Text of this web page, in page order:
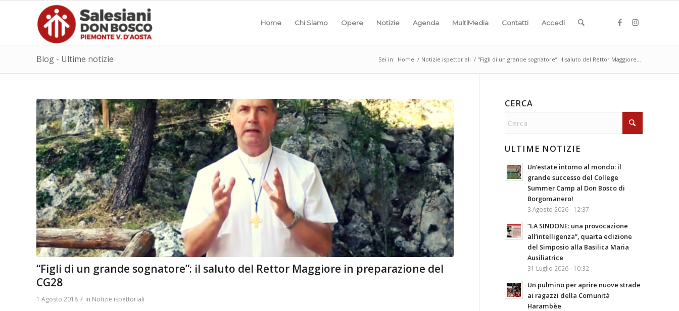
Home Chi Siamo Opere Notizie Agenda MultiMedia Contatti Accedi
Blog - Ultime notizie Sei in: Home / Notizie ispettoriali / “Figli di un grande sognatore”: il saluto del Rettor Maggiore...
“Figli di un grande sognatore”: il saluto del Rettor Maggiore in preparazione del
CG28
1 Agosto 2018 / in Notizie ispettoriali
CERCA
ULTIME NOTIZIE
Un’estate intorno al mondo: il
grande successo del College
Summer Camp al Don Bosco di
Borgomanero!
3 Agosto 2026 - 12:37
“LA SINDONE: una provocazione
all’intelligenza”, quarta edizione
del Simposio alla Basilica Maria
Ausiliatrice
31 Luglio 2026 - 10:32
Un pulmino per aprire nuove strade
ai ragazzi della Comunità
Harambèe